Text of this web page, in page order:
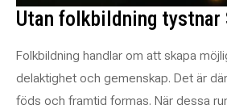
Utan folkbildning tystnar
Folkbildning handlar om att skapa
delaktighet och gemenskap. Det är
föds och framtid formas. När dessa